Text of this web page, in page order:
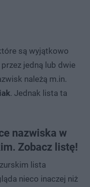
są wyjątkowo
jedną lub dwie
należą m.in.
. Jednak lista ta
nazwiska w
Zobacz listę!
lista
nieco inaczej niż